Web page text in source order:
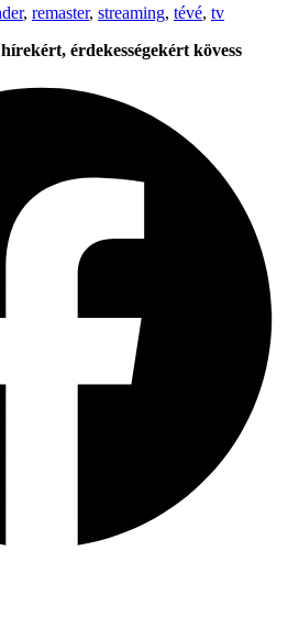
, remaster, streaming, tévé, tv
érdekességekért kövess